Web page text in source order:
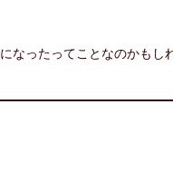
なったってことなのかもし